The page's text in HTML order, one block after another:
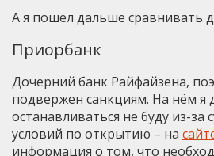
А я пошел дальше сравнивать
Приорбанк
Дочерний банк Райфайзена,
подвержен санкциям. На нём я
останавливаться не буду из-
условий по открытию – на
информация о том, что